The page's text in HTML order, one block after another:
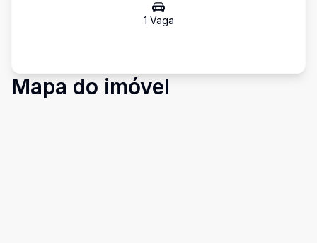
1 Vaga
Mapa do imóvel